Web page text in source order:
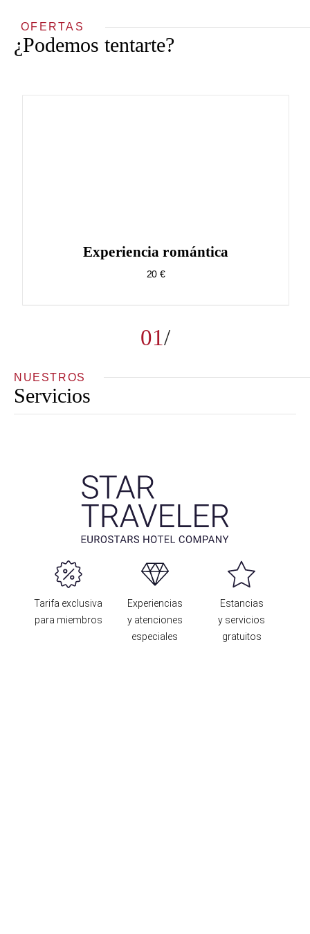
OFERTAS
¿Podemos tentarte?
01
Experiencia romántica
20 €
NUESTROS
Servicios
Tarifa exclusiva
para miembros
Experiencias
y atenciones
especiales
Estancias
y servicios
gratuitos